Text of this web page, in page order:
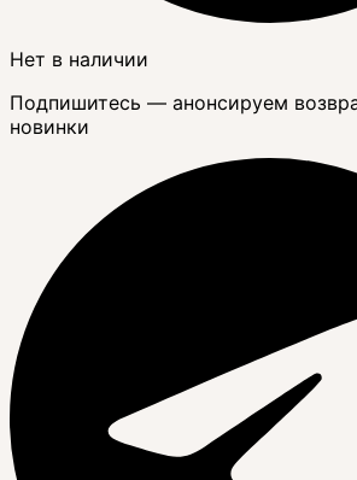
Нет в наличии
Подпишитесь — анонсируем
новинки